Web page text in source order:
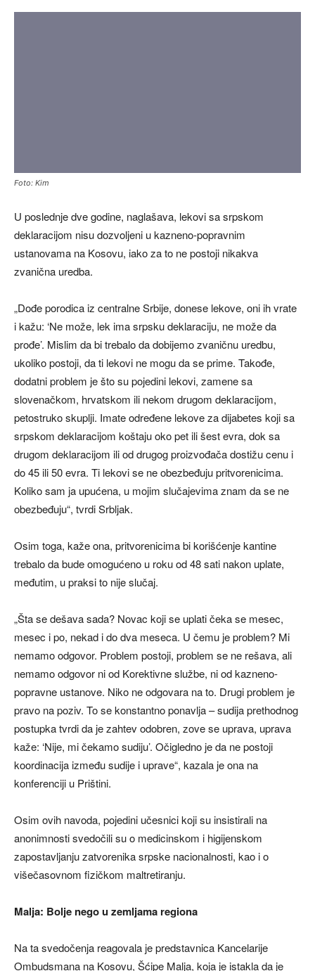
Foto: Kim
U poslednje dve godine, naglašava, lekovi sa srpskom
deklaracijom nisu dozvoljeni u kazneno-popravnim
ustanovama na Kosovu, iako za to ne postoji nikakva
zvanična uredba.
„Dođe porodica iz centralne Srbije, donese lekove, oni ih vrate
i kažu: ‘Ne može, lek ima srpsku deklaraciju, ne može da
prođe’. Mislim da bi trebalo da dobijemo zvaničnu uredbu,
ukoliko postoji, da ti lekovi ne mogu da se prime. Takođe,
dodatni problem je što su pojedini lekovi, zamene sa
slovenačkom, hrvatskom ili nekom drugom deklaracijom,
petostruko skuplji. Imate određene lekove za dijabetes koji sa
srpskom deklaracijom koštaju oko pet ili šest evra, dok sa
drugom deklaracijom ili od drugog proizvođača dostižu cenu i
do 45 ili 50 evra. Ti lekovi se ne obezbeđuju pritvorenicima.
Koliko sam ja upućena, u mojim slučajevima znam da se ne
obezbeđuju“, tvrdi Srbljak.
Osim toga, kaže ona, pritvorenicima bi korišćenje kantine
trebalo da bude omogućeno u roku od 48 sati nakon uplate,
međutim, u praksi to nije slučaj.
„Šta se dešava sada? Novac koji se uplati čeka se mesec,
mesec i po, nekad i do dva meseca. U čemu je problem? Mi
nemamo odgovor. Problem postoji, problem se ne rešava, ali
nemamo odgovor ni od Korektivne službe, ni od kazneno-
popravne ustanove. Niko ne odgovara na to. Drugi problem je
pravo na poziv. To se konstantno ponavlja – sudija prethodnog
postupka tvrdi da je zahtev odobren, zove se uprava, uprava
kaže: ‘Nije, mi čekamo sudiju’. Očigledno je da ne postoji
koordinacija između sudije i uprave“, kazala je ona na
konferenciji u Prištini.
Osim ovih navoda, pojedini učesnici koji su insistirali na
anonimnosti svedočili su o medicinskom i higijenskom
zapostavljanju zatvorenika srpske nacionalnosti, kao i o
višečasovnom fizičkom maltretiranju.
Malja: Bolje nego u zemljama regiona
Na ta svedočenja reagovala je predstavnica Kancelarije
Ombudsmana na Kosovu, Šćipe Malja, koja je istakla da je